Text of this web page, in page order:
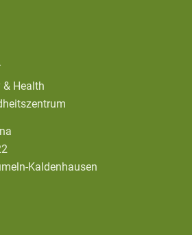
& Health
Kaldenhausen